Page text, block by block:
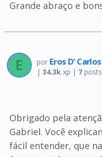
Grande abraço e
por Eros D'
| 34.3kxp | 7posts
Obrigado pela
Gabriel. Você
fácil entender, que